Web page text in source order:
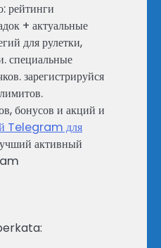
рейтинги
+ актуальные
для рулетки,
специальные
зарегистрируйся
бонусов и акций и
Telegram для
активный